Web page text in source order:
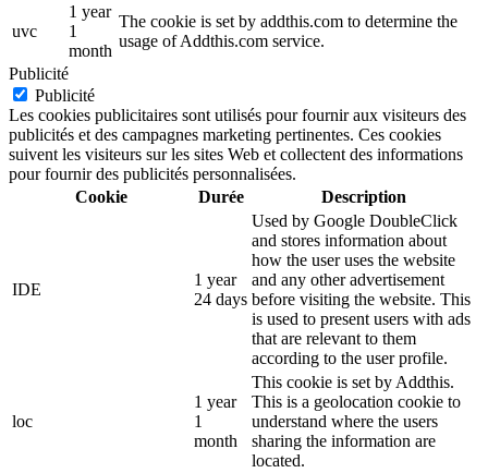
uvc
1 year
1
month
The cookie is set by addthis.com to determine the
usage of Addthis.com service.
Publicité
Publicité
Les cookies publicitaires sont utilisés pour fournir aux visiteurs des
publicités et des campagnes marketing pertinentes. Ces cookies
suivent les visiteurs sur les sites Web et collectent des informations
pour fournir des publicités personnalisées.
Cookie
Durée Description
IDE
1 year
24 days
Used by Google DoubleClick
and stores information about
how the user uses the website
and any other advertisement
before visiting the website. This
is used to present users with ads
that are relevant to them
according to the user profile.
loc
1 year
1
month
This cookie is set by Addthis.
This is a geolocation cookie to
understand where the users
sharing the information are
located.